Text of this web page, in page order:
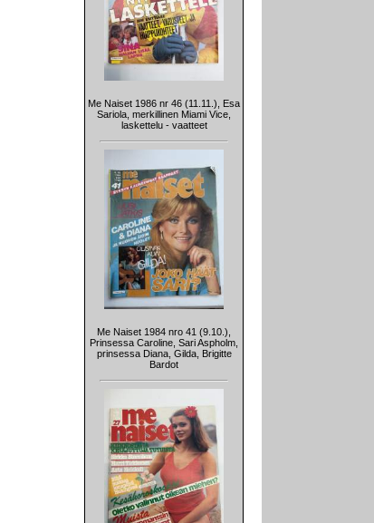
Me Naiset 1986 nr 46 (11.11.), Esa
Sariola, merkillinen Miami Vice,
laskettelu - vaatteet
Me Naiset 1984 nro 41 (9.10.),
Prinsessa Caroline, Sari Aspholm,
prinsessa Diana, Gilda, Brigitte
Bardot